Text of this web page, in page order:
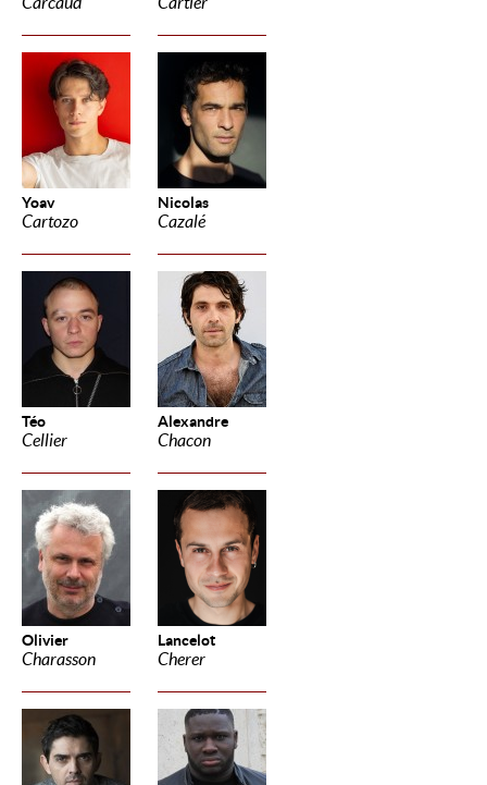
Yoav
Cartozo
Nicolas
Cazalé
Téo
Cellier
Alexandre
Chacon
Olivier
Charasson
Lancelot
Cherer